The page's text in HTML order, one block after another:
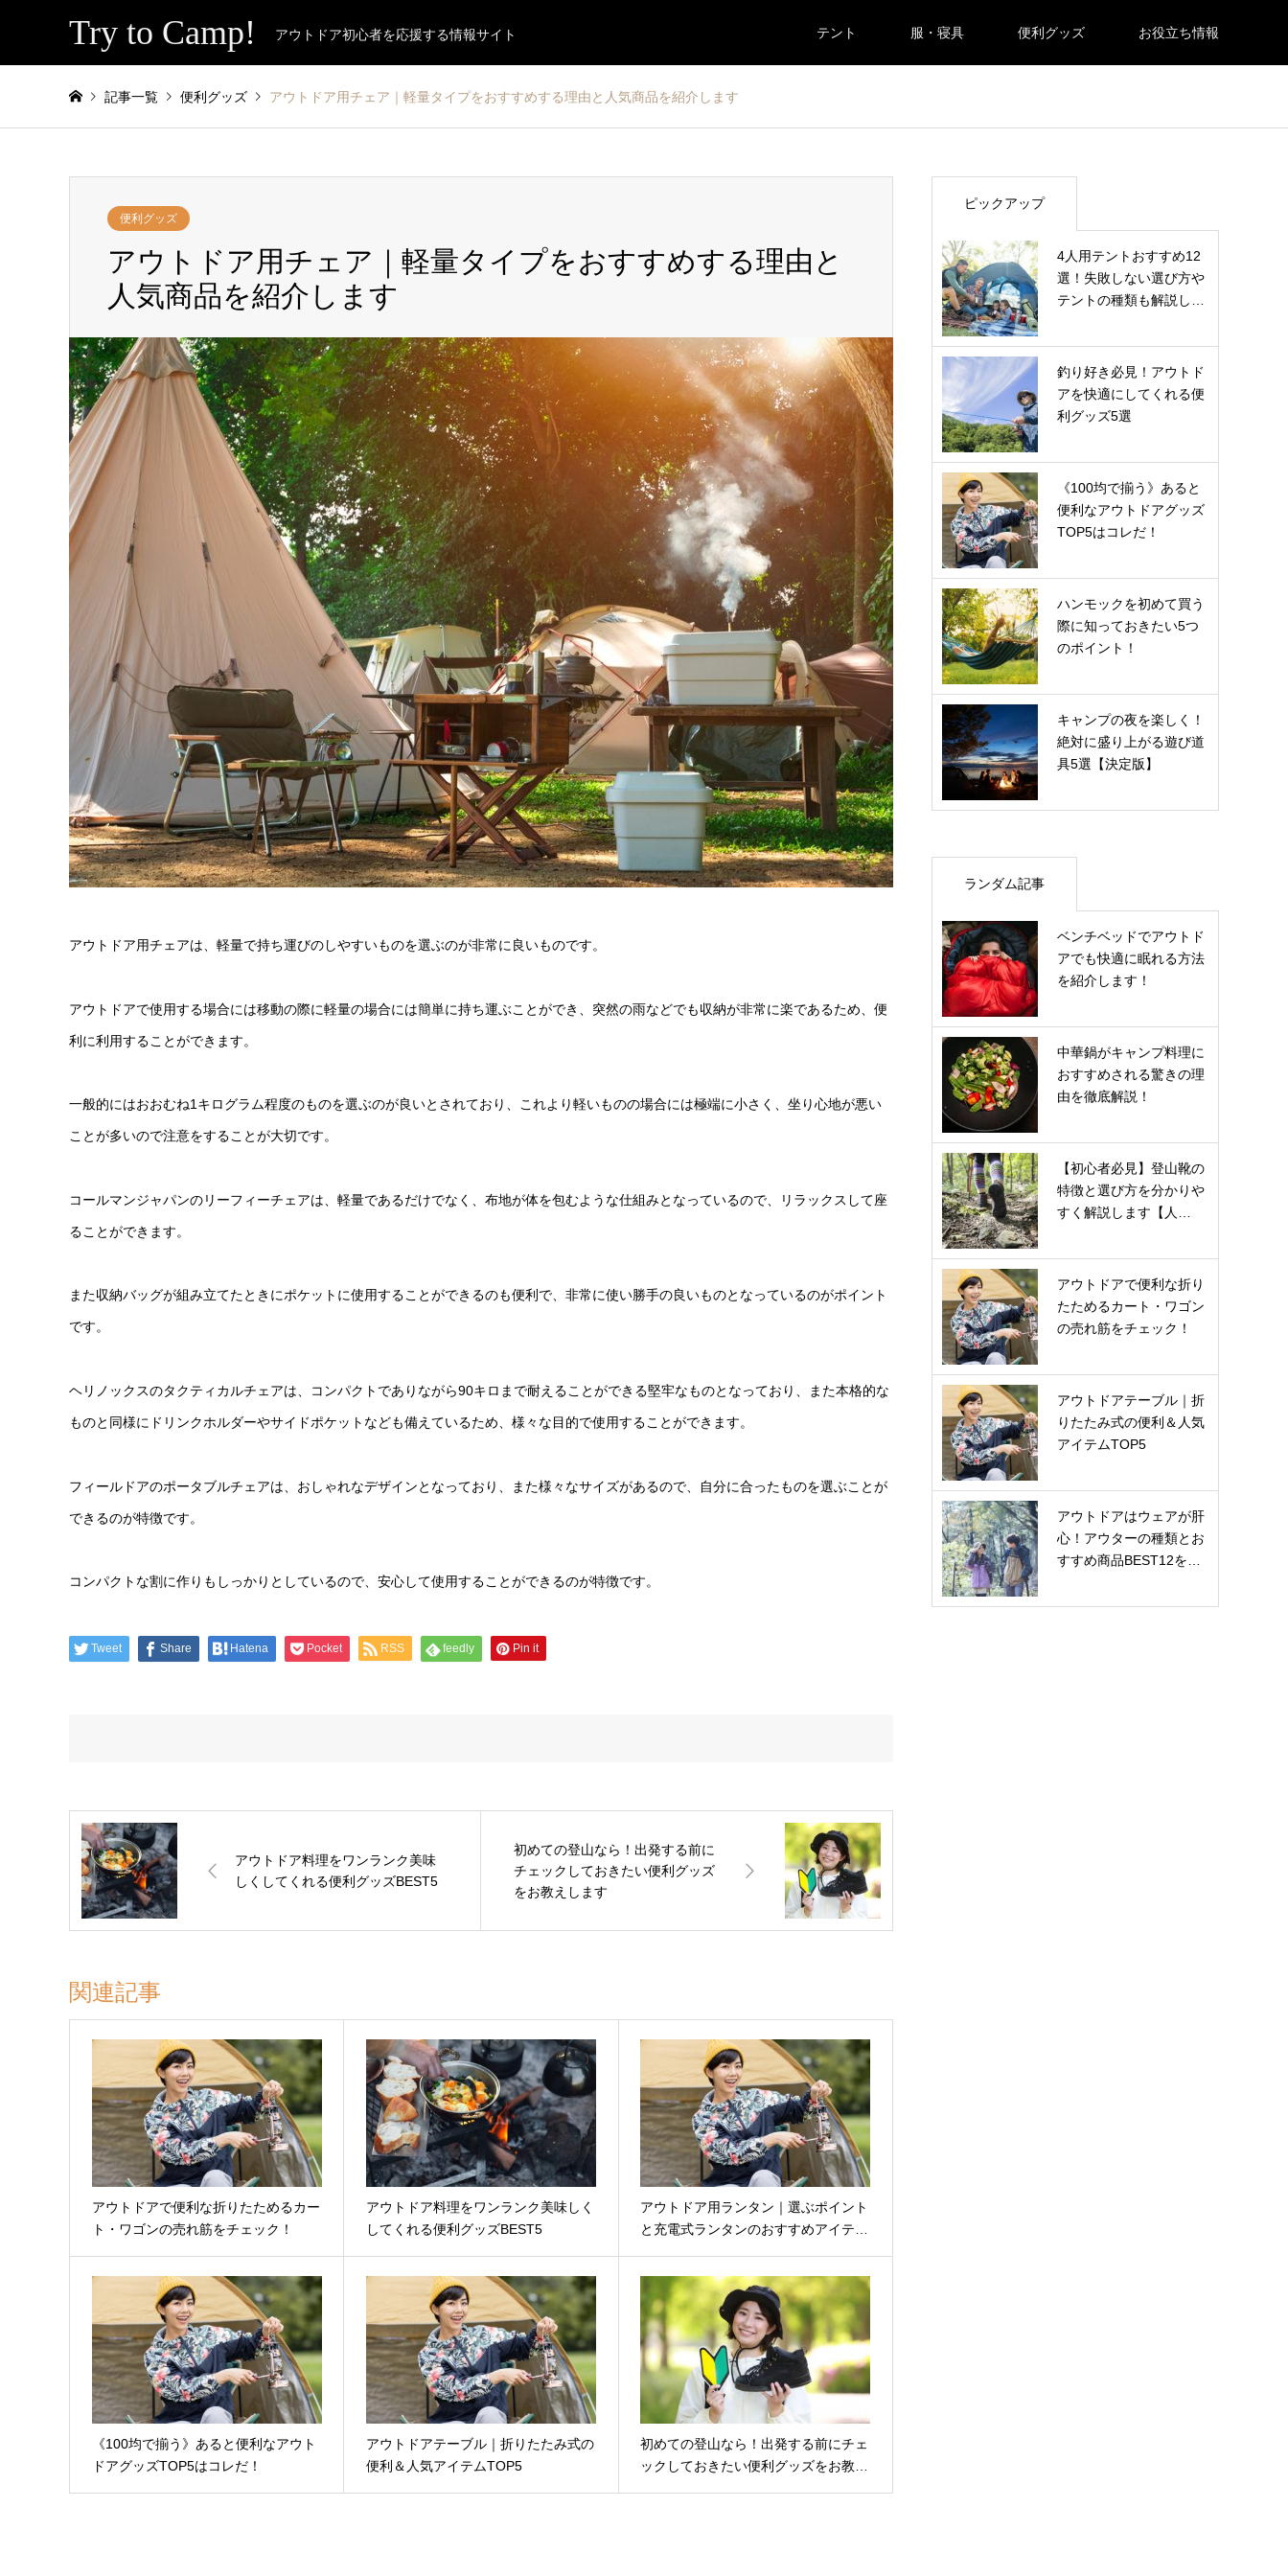
Try to Camp! アウトドア初心者を応援する情報サイト テント 服・寝具 便利グッズ お役立ち情報
記事一覧 便利グッズ アウトドア用チェア｜軽量タイプをおすすめする理由と人気商品を紹介します
便利グッズ
アウトドア用チェア｜軽量タイプをおすすめする理由と
人気商品を紹介します
アウトドア用チェアは、軽量で持ち運びのしやすいものを選ぶのが非常に良いものです。
アウトドアで使用する場合には移動の際に軽量の場合には簡単に持ち運ぶことができ、突然の雨などでも収納が非常に楽であるため、便
利に利用することができます。
一般的にはおおむね1キログラム程度のものを選ぶのが良いとされており、これより軽いものの場合には極端に小さく、坐り心地が悪い
ことが多いので注意をすることが大切です。
コールマンジャパンのリーフィーチェアは、軽量であるだけでなく、布地が体を包むような仕組みとなっているので、リラックスして座
ることができます。
また収納バッグが組み立てたときにポケットに使用することができるのも便利で、非常に使い勝手の良いものとなっているのがポイント
です。
ヘリノックスのタクティカルチェアは、コンパクトでありながら90キロまで耐えることができる堅牢なものとなっており、また本格的な
ものと同様にドリンクホルダーやサイドポケットなども備えているため、様々な目的で使用することができます。
フィールドアのポータブルチェアは、おしゃれなデザインとなっており、また様々なサイズがあるので、自分に合ったものを選ぶことが
できるのが特徴です。
コンパクトな割に作りもしっかりとしているので、安心して使用することができるのが特徴です。
Tweet Share Hatena Pocket RSS feedly Pin it
アウトドア料理をワンランク美味
しくしてくれる便利グッズBEST5
初めての登山なら！出発する前に
チェックしておきたい便利グッズ
をお教えします
関連記事
アウトドアで便利な折りたためるカー
ト・ワゴンの売れ筋をチェック！
アウトドア料理をワンランク美味しく
してくれる便利グッズBEST5
アウトドア用ランタン｜選ぶポイント
と充電式ランタンのおすすめアイテ…
《100均で揃う》あると便利なアウト
ドアグッズTOP5はコレだ！
アウトドアテーブル｜折りたたみ式の
便利＆人気アイテムTOP5
初めての登山なら！出発する前にチェ
ックしておきたい便利グッズをお教…
ピックアップ
4人用テントおすすめ12
選！失敗しない選び方や
テントの種類も解説し…
釣り好き必見！アウトド
アを快適にしてくれる便
利グッズ5選
《100均で揃う》あると
便利なアウトドアグッズ
TOP5はコレだ！
ハンモックを初めて買う
際に知っておきたい5つ
のポイント！
キャンプの夜を楽しく！
絶対に盛り上がる遊び道
具5選【決定版】
ランダム記事
ベンチベッドでアウトド
アでも快適に眠れる方法
を紹介します！
中華鍋がキャンプ料理に
おすすめされる驚きの理
由を徹底解説！
【初心者必見】登山靴の
特徴と選び方を分かりや
すく解説します【人…
アウトドアで便利な折り
たためるカート・ワゴン
の売れ筋をチェック！
アウトドアテーブル｜折
りたたみ式の便利＆人気
アイテムTOP5
アウトドアはウェアが肝
心！アウターの種類とお
すすめ商品BEST12を…